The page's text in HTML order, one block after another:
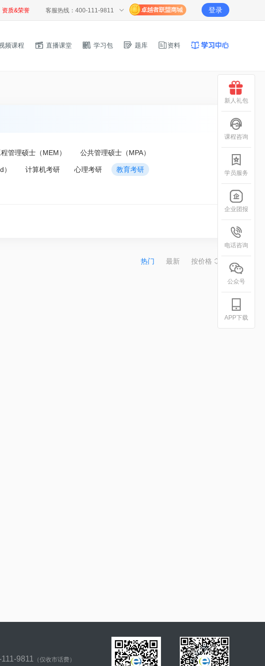
资质&荣誉 客服热线：400-111-9811 登录
频课程 直播课堂 学习包 题库 资料
管理硕士（MEM） 公共管理硕士（MPA）
计算机考研 心理考研 教育考研
热门 最新 按价格
9811 （仅收市话费）
新人礼包
课程咨询
学员服务
企业团报
电话咨询
公众号
APP下载